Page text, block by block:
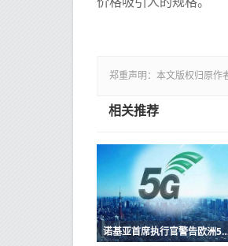
郑重声明：本文版权归原作
相关推荐
诺基亚首席执行官警告